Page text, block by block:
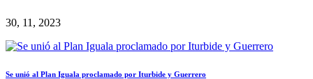
30, 11, 2023
Se unió al Plan Iguala proclamado por Iturbide y Guerrero